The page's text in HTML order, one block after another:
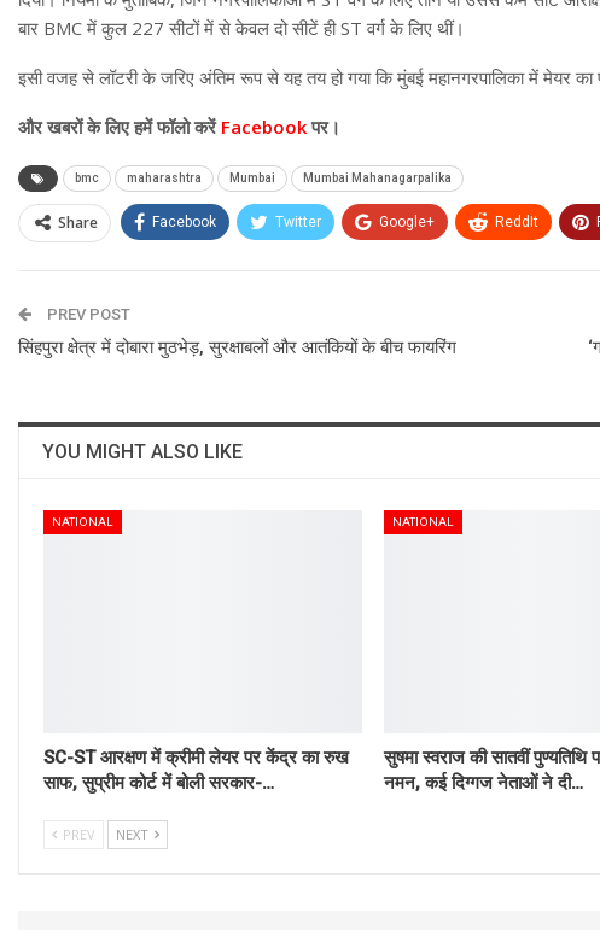
बार BMC में कुल 227 सीटों में से केवल दो सीटें ही ST वर्ग के लिए थीं।
इसी वजह से लॉटरी के जरिए अंतिम रूप से यह तय हो गया कि मुंबई महानगरपालिका में मेयर का
और खबरों के लिए हमें फॉलो करेंFacebookपर।
bmc maharashtra Mumbai Mumbai Mahanagarpalika
Share Facebook Twitter Google+ ReddIt
PREV POST
सिंहपुरा क्षेत्र में दोबारा मुठभेड़, सुरक्षाबलों और आतंकियों के बीच फायरिंग
YOU MIGHT ALSO LIKE
NATIONAL
SC-ST आरक्षण में क्रीमी लेयर पर केंद्र का रुख
साफ, सुप्रीम कोर्ट में बोली सरकार-…
NATIONAL
सुषमा स्वराज की सातवीं पुण्यतिथि
नमन, कई दिग्गज नेताओं ने दी…
PREV NEXT